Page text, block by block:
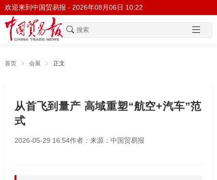
欢迎来到中国贸易报 - 2026年08月06日 10:22
首页 会展 正文
从首飞到量产 高域重塑“航空+汽车”范
式
2026-05-29 16:54作者： 来源：中国贸易报